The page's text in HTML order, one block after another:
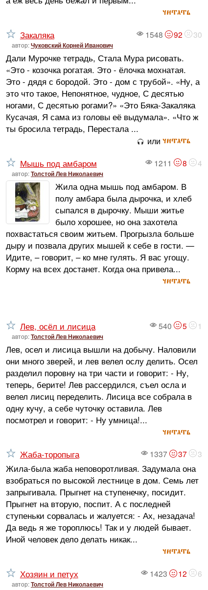
читать
1548 92 30
Закаляка
автор:Чуковский Корней Иванович
Дали Мурочке тетрадь, Стала Мура рисовать.
«Это - козочка рогатая. Это - ёлочка мохнатая.
Это - дядя с бородой. Это - дом с трубой». «Ну, а
это что такое, Непонятное, чудное, С десятью
ногами, С десятью рогами?» «Это Бяка-Закаляка
Кусачая, Я сама из головы её выдумала». «Что ж
ты бросила тетрадь, Перестала ...
или читать
1211 8 4
Мышь под амбаром
автор:Толстой Лев Николаевич
Жила одна мышь под амбаром. В
полу амбара была дырочка, и хлеб
сыпался в дырочку. Мыши житье
было хорошее, но она захотела
похвастаться своим житьем. Прогрызла больше
дыру и позвала других мышей к себе в гости. —
Идите, – говорит, – ко мне гулять. Я вас угощу.
Корму на всех достанет. Когда она привела...
читать
540 5 1
Лев, осёл и лисица
автор:Толстой Лев Николаевич
Лев, осел и лисица вышли на добычу. Наловили
они много зверей, и лев велел ослу делить. Осел
разделил поровну на три части и говорит: - Ну,
теперь, берите! Лев рассердился, съел осла и
велел лисиц переделить. Лисица все собрала в
одну кучу, а себе чуточку оставила. Лев
посмотрел и говорит: - Ну умница!...
читать
1337 37 3
Жаба-торопыга
Жила-была жаба неповоротливая. Задумала она
взобраться по высокой лестнице в дом. Семь лет
запрыгивала. Прыгнет на ступенечку, посидит.
Прыгнет на вторую, поспит. А с последней
ступеньки сорвалась и жалуется: - Ах, незадача!
Да ведь я же тороплюсь! Так и у людей бывает.
Иной человек дело делать никак...
читать
1423 12 6
Хозяин и петух
автор:Толстой Лев Николаевич